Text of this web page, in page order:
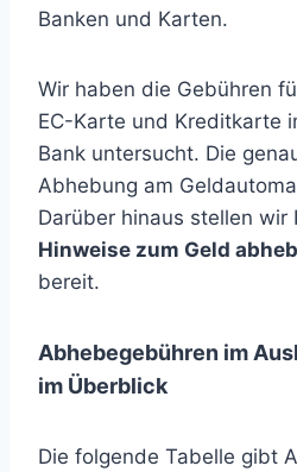
Banken und Karten.
Wir haben die Gebühren
EC-Karte und Kreditkarte
Bank untersucht. Die
Abhebung am
Darüber hinaus stellen wir
Hinweise zum Geld
bereit.
Abhebegebühren im
im Überblick
Die folgende Tabelle gibt